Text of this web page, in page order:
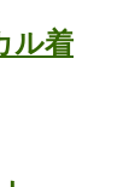
ル着